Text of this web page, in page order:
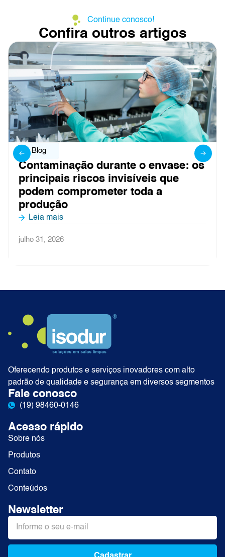
Continue conosco!
Confira outros artigos
Blog
Contaminação durante o envase: os
principais riscos invisíveis que
podem comprometer toda a
produção
Leia mais
julho 31, 2026
Oferecendo produtos e serviços inovadores com alto
padrão de qualidade e segurança em diversos segmentos
Fale conosco
(19) 98460-0146
Acesso rápido
Sobre nós
Produtos
Contato
Conteúdos
Newsletter